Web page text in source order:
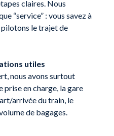
claires. Nous
“service” : vous savez à
le trajet de
utiles
nous avons surtout
prise en charge, la gare
arrivée du train, le
de bagages.